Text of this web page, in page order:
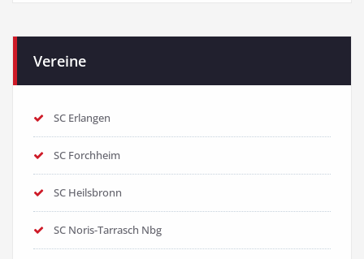
Vereine
SC Erlangen
SC Forchheim
SC Heilsbronn
SC Noris-Tarrasch Nbg